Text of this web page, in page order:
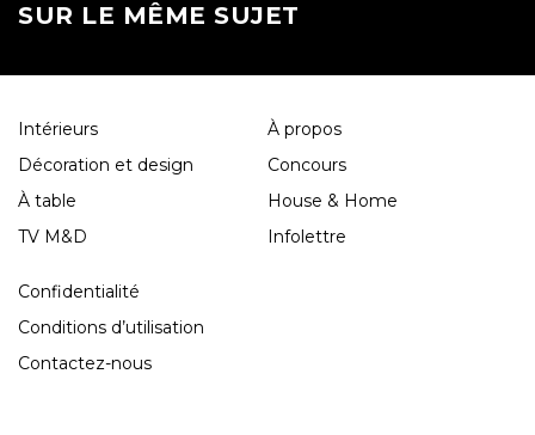
SUR LE MÊME SUJET
Intérieurs
Décoration et design
À table
TV M&D
À propos
Concours
House & Home
Infolettre
Confidentialité
Conditions d’utilisation
Contactez-nous